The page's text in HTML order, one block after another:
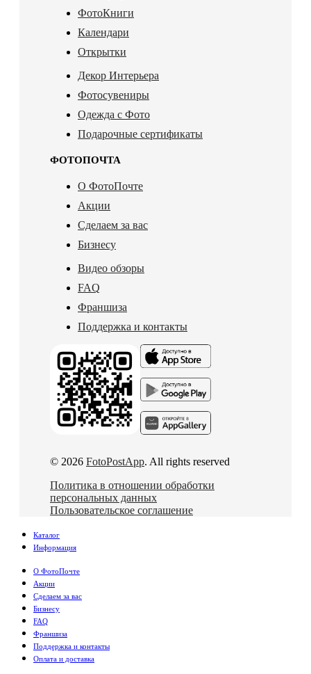
ФотоКниги
Календари
Открытки
Декор Интерьера
Фотосувениры
Одежда с Фото
Подарочные сертификаты
ФОТОПОЧТА
О ФотоПочте
Акции
Сделаем за вас
Бизнесу
Видео обзоры
FAQ
Франшиза
Поддержка и контакты
© 2026 FotoPostApp. All rights reserved
Политика в отношении обработки
персональных данных
Пользовательское соглашение
Каталог
Информация
О ФотоПочте
Акции
Сделаем за вас
Бизнесу
FAQ
Франшиза
Поддержка и контакты
Оплата и доставка